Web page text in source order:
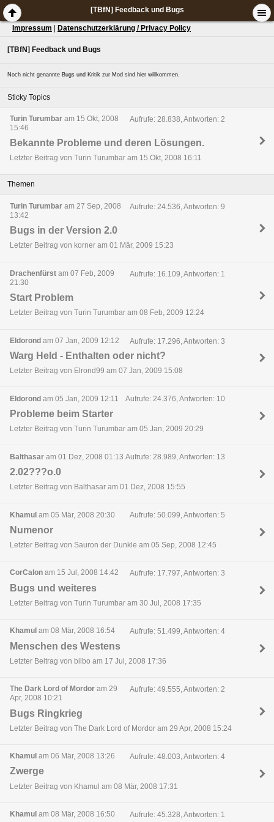
[TBfN] Feedback und Bugs
Impressum Datenschutzerklärung / Privacy Policy
[TBfN] Feedback und Bugs
Noch nicht genannte Bugs und Kritik zur Mod sind hier willkommen.
Sticky Topics
Turin Turumbar am 15 Okt, 2008
15:46
Aufrufe: 28.838, Antworten: 2
Bekannte Probleme und deren Lösungen.
Letzter Beitrag von Turin Turumbar am 15 Okt, 2008 16:11
Themen
Turin Turumbar am 27 Sep, 2008
13:42
Aufrufe: 24.536, Antworten: 9
Bugs in der Version 2.0
Letzter Beitrag von korner am 01 Mär, 2009 15:23
Drachenfürst am 07 Feb, 2009
21:30
Aufrufe: 16.109, Antworten: 1
Start Problem
Letzter Beitrag von Turin Turumbar am 08 Feb, 2009 12:24
Eldorond am 07 Jan, 2009 12:12 Aufrufe: 17.296, Antworten: 3
Warg Held - Enthalten oder nicht?
Letzter Beitrag von Elrond99 am 07 Jan, 2009 15:08
Eldorond am 05 Jan, 2009 12:11 Aufrufe: 24.376, Antworten: 10
Probleme beim Starter
Letzter Beitrag von Turin Turumbar am 05 Jan, 2009 20:29
Balthasar am 01 Dez, 2008 01:13 Aufrufe: 28.989, Antworten: 13
2.02???o.0
Letzter Beitrag von Balthasar am 01 Dez, 2008 15:55
Khamul am 05 Mär, 2008 20:30 Aufrufe: 50.099, Antworten: 5
Numenor
Letzter Beitrag von Sauron der Dunkle am 05 Sep, 2008 12:45
CorCalon am 15 Jul, 2008 14:42 Aufrufe: 17.797, Antworten: 3
Bugs und weiteres
Letzter Beitrag von Turin Turumbar am 30 Jul, 2008 17:35
Khamul am 08 Mär, 2008 16:54 Aufrufe: 51.499, Antworten: 4
Menschen des Westens
Letzter Beitrag von bilbo am 17 Jul, 2008 17:36
The Dark Lord of Mordor am 29
Apr, 2008 10:21
Aufrufe: 49.555, Antworten: 2
Bugs Ringkrieg
Letzter Beitrag von The Dark Lord of Mordor am 29 Apr, 2008 15:24
Khamul am 06 Mär, 2008 13:26 Aufrufe: 48.003, Antworten: 4
Zwerge
Letzter Beitrag von Khamul am 08 Mär, 2008 17:31
Khamul am 08 Mär, 2008 16:50 Aufrufe: 45.328, Antworten: 1